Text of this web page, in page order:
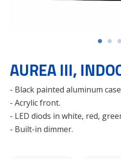
AUREA III,
- Black painted aluminum
- Acrylic front.
- LED diods in white, red,
- Built-in dimmer.